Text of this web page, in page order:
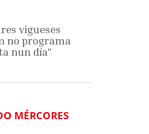
vigueses
no programa
nun día"
MÉRCORES